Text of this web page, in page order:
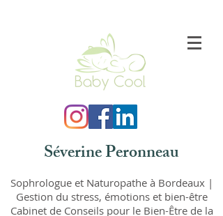
Séverine Peronneau
Sophrologue et Naturopathe à Bordeaux |
Gestion du stress, émotions et bien-être
Cabinet de Conseils pour le Bien-Être de la